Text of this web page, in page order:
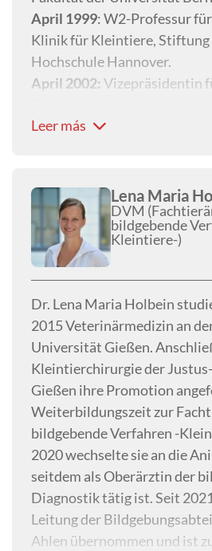
>150 Konferenzabstracts
ein bekannter Redner auf
Konferenzen.
April 1999: W2-Professur
Klinik für Kleintiere,
Hochschule Hannover.
April 2002:Vizepräsidentin
Leer más
Lena Maria
DVM
bildgebende
Kleintiere-)
Dr. Lena Maria Holbein
2015 Veterinärmedizin an
Universität Gießen.
Kleintierchirurgie der
Gießen ihre Promotion
Weiterbildungszeit zur
bildgebende Verfahren -
2020 wechselte sie an die
seitdem als Oberärztin der
Diagnostik tätig ist. Seit
Leitung der
Ahlen übernommen und ist